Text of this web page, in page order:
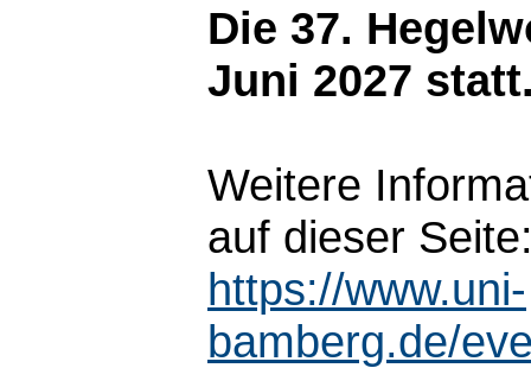
Die 37.
Juni 2027
Weitere
auf dieser
https://www.uni-
bamberg.de/